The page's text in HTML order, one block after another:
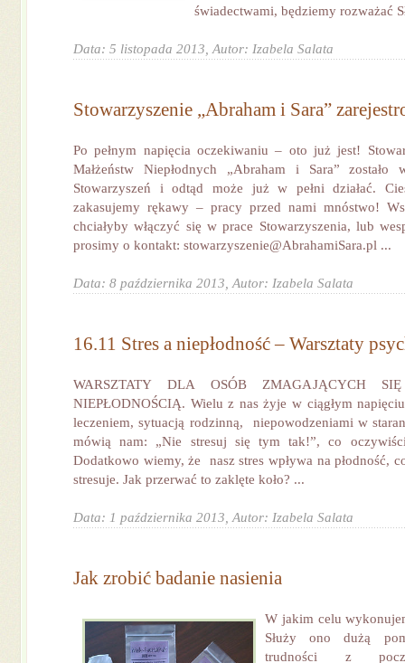
świadectwami, będziemy rozważać
Data: 5 listopada 2013, Autor: Izabela Salata
Stowarzyszenie „Abraham i Sara”
Po pełnym napięcia oczekiwaniu – oto już jest!
Małżeństw Niepłodnych „Abraham i Sara” zostało
Stowarzyszeń i odtąd może już w pełni działać.
zakasujemy rękawy – pracy przed nami mnóstwo!
chciałyby włączyć się w prace Stowarzyszenia, lub
prosimy o kontakt: stowarzyszenie@AbrahamiSara.pl ...
Data: 8 października 2013, Autor: Izabela Salata
16.11 Stres a niepłodność – Warsztaty
WARSZTATY DLA OSÓB ZMAGAJĄCYCH
NIEPŁODNOŚCIĄ. Wielu z nas żyje w ciągłym
leczeniem, sytuacją rodzinną, niepowodzeniami w
mówią nam: „Nie stresuj się tym tak!”, co
Dodatkowo wiemy, że nasz stres wpływa na płodność,
stresuje. Jak przerwać to zaklęte koło? ...
Data: 1 października 2013, Autor: Izabela Salata
Jak zrobić badanie nasienia
W jakim celu
Służy ono dużą
trudności z